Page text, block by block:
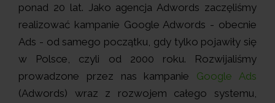
ponad 20 lat. Jako agencja Adwords zaczęliśmy
realizować kampanie Google Adwords - obecnie
Ads - od samego początku, gdy tylko pojawiły się
w Polsce, czyli od 2000 roku. Rozwijaliśmy
prowadzone przez nas kampanie Google Ads
(Adwords) wraz z rozwojem całego systemu,